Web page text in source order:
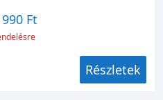
Ft
Részletek